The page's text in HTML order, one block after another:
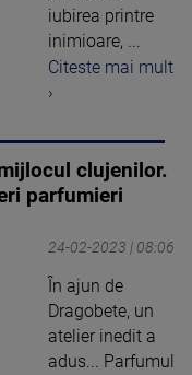
iubirea printre
inimioare, ...
Citeste mai mult
›
clujenilor.
parfumieri
24-02-2023 | 08:06
În ajun de
Dragobete, un
atelier inedit a
adus... Parfumul